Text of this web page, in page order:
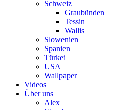
Schweiz
Graubünden
Tessin
Wallis
Slowenien
Spanien
Türkei
USA
Wallpaper
Videos
Über uns
Alex